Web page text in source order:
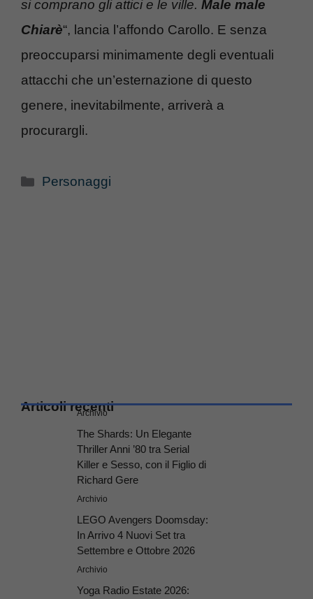
si comprano gli attici e le ville. Male male
Chiarè“, lancia l’affondo Carollo. E senza
preoccuparsi minimamente degli eventuali
attacchi che un’esternazione di questo
genere, inevitabilmente, arriverà a
procurargli.
Categorie
Personaggi
Articoli recenti
Archivio
The Shards: Un Elegante
Thriller Anni ’80 tra Serial
Killer e Sesso, con il Figlio di
Richard Gere
Archivio
LEGO Avengers Doomsday:
In Arrivo 4 Nuovi Set tra
Settembre e Ottobre 2026
Archivio
Yoga Radio Estate 2026: